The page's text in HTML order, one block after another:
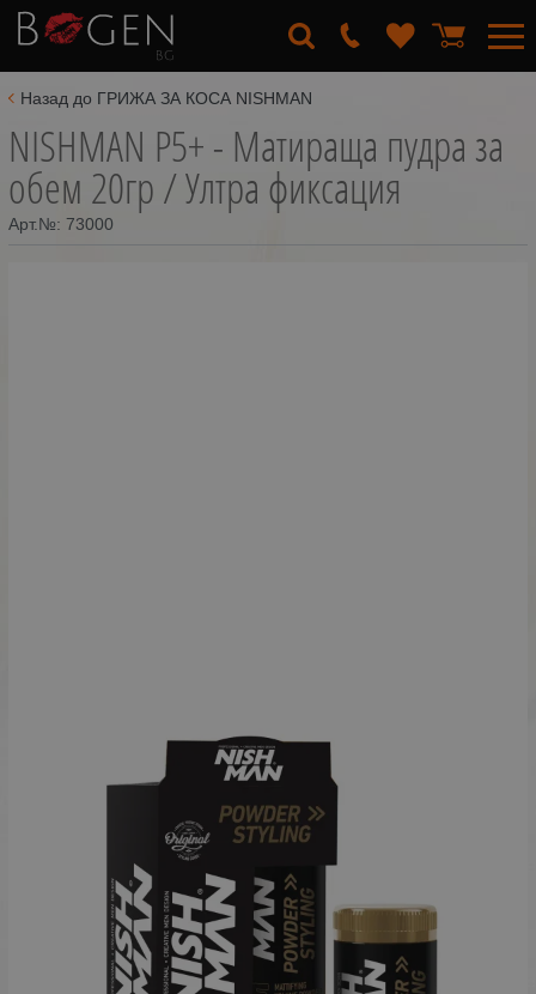
Назад до ГРИЖА ЗА КОСА NISHMAN
NISHMAN P5+ - Матираща пудра за
обем 20гр / Ултра фиксация
Арт.№: 73000